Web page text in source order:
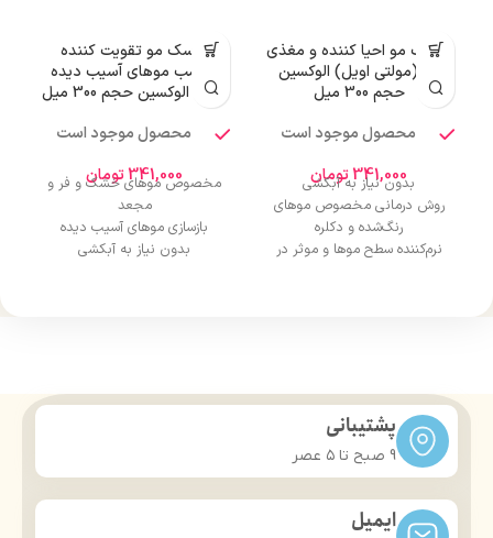
ماسک مو احیا کننده و مغذی
مو (مولتی اویل) الوکسین
حجم 300 میل
محصول موجود است
341,000تومان
بدون نیاز به آبکشی
روش درمانی مخصوص موهای
رنگ‌شده و دکلره
نرم‌کننده سطح موها و موثر در
ماسک مو تقویت کننده
مناسب موهای آسیب دیده
(مگا) الوکسین حجم 300 میل
محصول موجود است
341,000تومان
مخصوص موهای خشک و فر و
مجعد
بازسازی موهای آسیب دیده
بدون نیاز به آبکشی
پشتیبانی
9 صبح تا ۵ عصر
ایمیل